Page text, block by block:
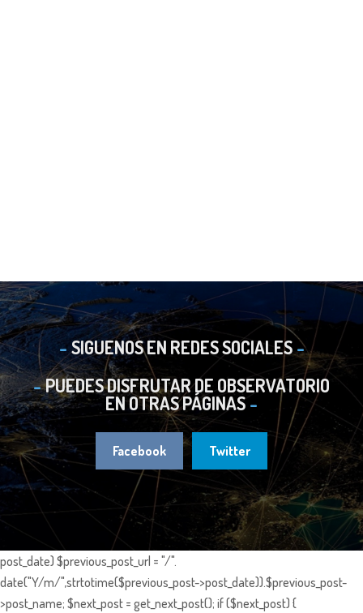
SIGUENOS EN REDES SOCIALES
PUEDES DISFRUTAR DE OBSERVATORIO
EN OTRAS PÁGINAS
Facebook Twitter
post_date) $previous_post_url = "/".
date("Y/m/",strtotime($previous_post->post_date)).$previous_post-
>post_name; $next_post = get_next_post(); if ($next_post) {